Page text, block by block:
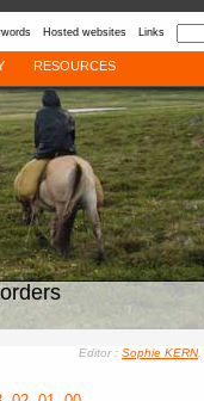
Hosted websites Links
RESOURCES
Editor : Sophie KERN,